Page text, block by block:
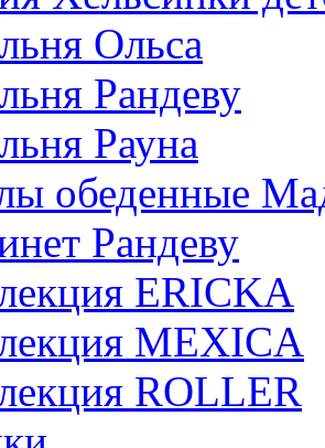
Ольса
Рандеву
Рауна
обеденные
Рандеву
ERICKA
MEXICA
ROLLER